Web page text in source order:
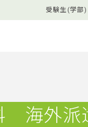
受験生(学部)
海外派